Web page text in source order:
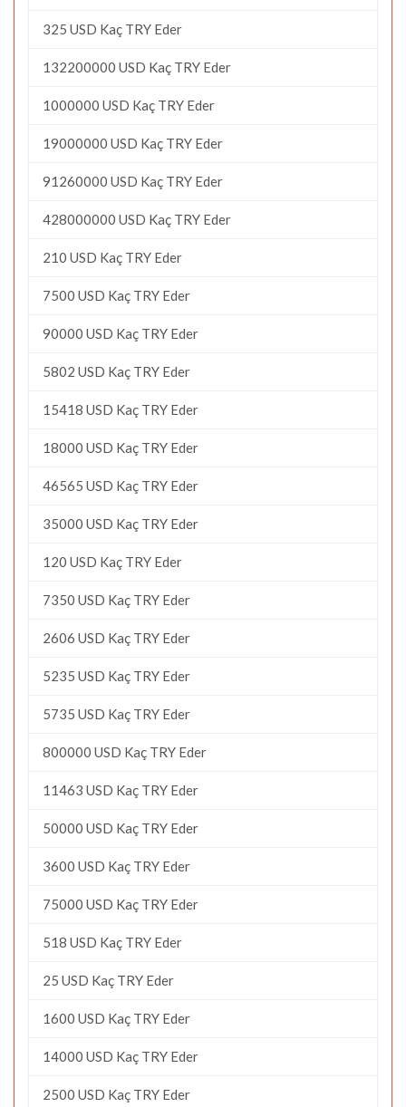
325 USD Kaç TRY Eder
132200000 USD Kaç TRY Eder
1000000 USD Kaç TRY Eder
19000000 USD Kaç TRY Eder
91260000 USD Kaç TRY Eder
428000000 USD Kaç TRY Eder
210 USD Kaç TRY Eder
7500 USD Kaç TRY Eder
90000 USD Kaç TRY Eder
5802 USD Kaç TRY Eder
15418 USD Kaç TRY Eder
18000 USD Kaç TRY Eder
46565 USD Kaç TRY Eder
35000 USD Kaç TRY Eder
120 USD Kaç TRY Eder
7350 USD Kaç TRY Eder
2606 USD Kaç TRY Eder
5235 USD Kaç TRY Eder
5735 USD Kaç TRY Eder
800000 USD Kaç TRY Eder
11463 USD Kaç TRY Eder
50000 USD Kaç TRY Eder
3600 USD Kaç TRY Eder
75000 USD Kaç TRY Eder
518 USD Kaç TRY Eder
25 USD Kaç TRY Eder
1600 USD Kaç TRY Eder
14000 USD Kaç TRY Eder
2500 USD Kaç TRY Eder